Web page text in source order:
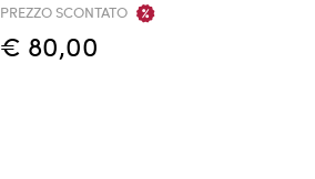
PREZZO SCONTATO
€ 80,00